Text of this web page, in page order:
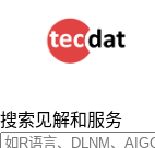
搜索见解和服务